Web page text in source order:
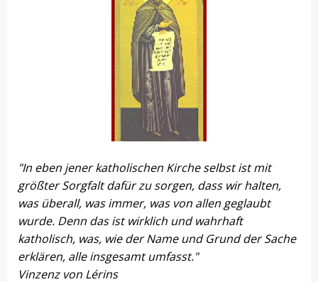
"In eben jener katholischen Kirche selbst ist mit
größter Sorgfalt dafür zu sorgen, dass wir halten,
was überall, was immer, was von allen geglaubt
wurde. Denn das ist wirklich und wahrhaft
katholisch, was, wie der Name und Grund der Sache
erklären, alle insgesamt umfasst."
Vinzenz von Lérins